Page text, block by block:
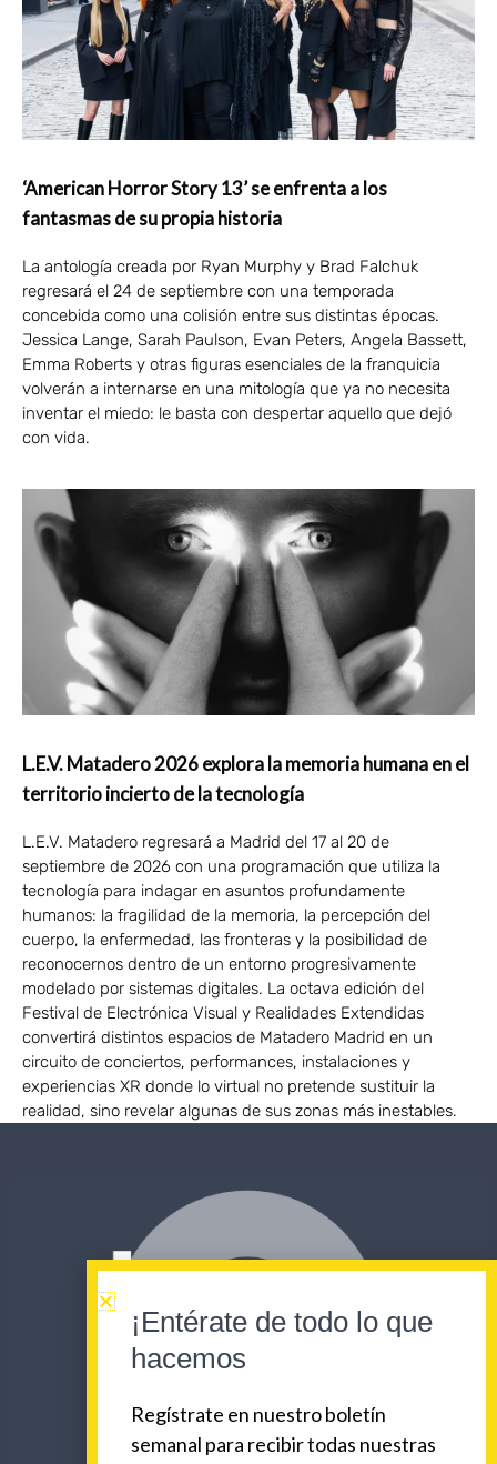
‘American Horror Story 13’ se enfrenta a los
fantasmas de su propia historia
La antología creada por Ryan Murphy y Brad Falchuk
regresará el 24 de septiembre con una temporada
concebida como una colisión entre sus distintas épocas.
Jessica Lange, Sarah Paulson, Evan Peters, Angela Bassett,
Emma Roberts y otras figuras esenciales de la franquicia
volverán a internarse en una mitología que ya no necesita
inventar el miedo: le basta con despertar aquello que dejó
con vida.
L.E.V. Matadero 2026 explora la memoria humana en el
territorio incierto de la tecnología
L.E.V. Matadero regresará a Madrid del 17 al 20 de
septiembre de 2026 con una programación que utiliza la
tecnología para indagar en asuntos profundamente
humanos: la fragilidad de la memoria, la percepción del
cuerpo, la enfermedad, las fronteras y la posibilidad de
reconocernos dentro de un entorno progresivamente
modelado por sistemas digitales. La octava edición del
Festival de Electrónica Visual y Realidades Extendidas
convertirá distintos espacios de Matadero Madrid en un
circuito de conciertos, performances, instalaciones y
experiencias XR donde lo virtual no pretende sustituir la
realidad, sino revelar algunas de sus zonas más inestables.
¡Entérate de todo lo que
hacemos
Regístrate en nuestro boletín
semanal para recibir todas nuestras